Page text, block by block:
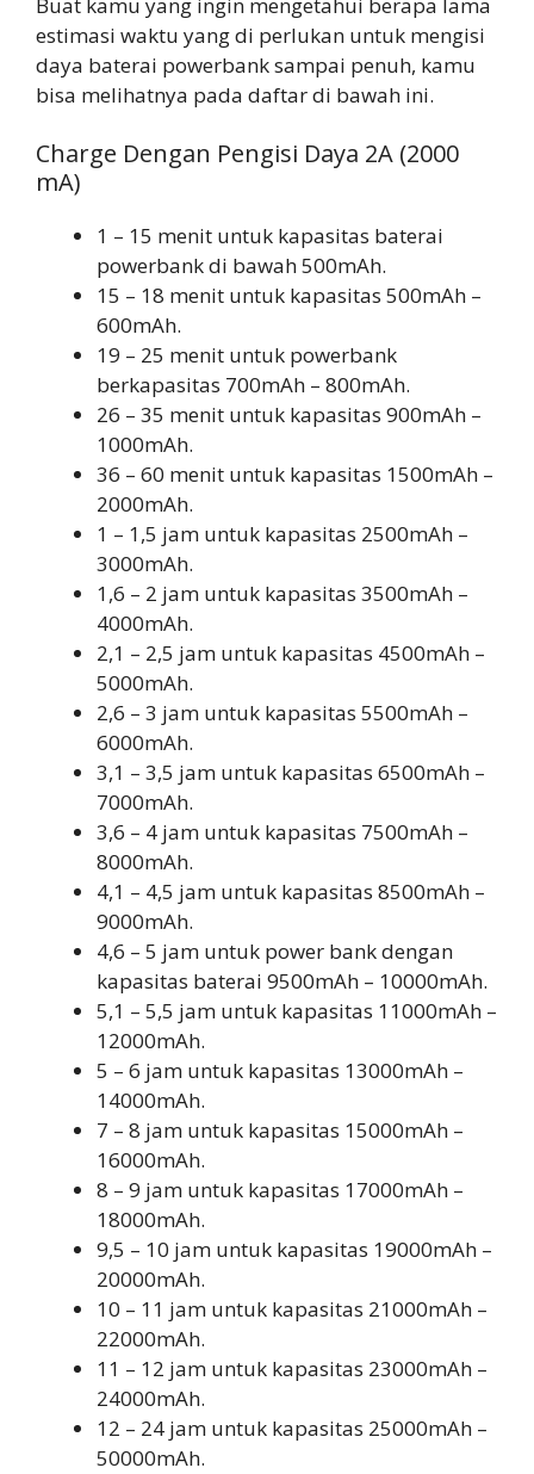
estimasi waktu yang di perlukan untuk mengisi
daya baterai powerbank sampai penuh, kamu
bisa melihatnya pada daftar di bawah ini.
Charge Dengan Pengisi Daya 2A (2000
mA)
1 – 15 menit untuk kapasitas baterai
powerbank di bawah 500mAh.
15 – 18 menit untuk kapasitas 500mAh –
600mAh.
19 – 25 menit untuk powerbank
berkapasitas 700mAh – 800mAh.
26 – 35 menit untuk kapasitas 900mAh –
1000mAh.
36 – 60 menit untuk kapasitas 1500mAh –
2000mAh.
1 – 1,5 jam untuk kapasitas 2500mAh –
3000mAh.
1,6 – 2 jam untuk kapasitas 3500mAh –
4000mAh.
2,1 – 2,5 jam untuk kapasitas 4500mAh –
5000mAh.
2,6 – 3 jam untuk kapasitas 5500mAh –
6000mAh.
3,1 – 3,5 jam untuk kapasitas 6500mAh –
7000mAh.
3,6 – 4 jam untuk kapasitas 7500mAh –
8000mAh.
4,1 – 4,5 jam untuk kapasitas 8500mAh –
9000mAh.
4,6 – 5 jam untuk power bank dengan
kapasitas baterai 9500mAh – 10000mAh.
5,1 – 5,5 jam untuk kapasitas 11000mAh –
12000mAh.
5 – 6 jam untuk kapasitas 13000mAh –
14000mAh.
7 – 8 jam untuk kapasitas 15000mAh –
16000mAh.
8 – 9 jam untuk kapasitas 17000mAh –
18000mAh.
9,5 – 10 jam untuk kapasitas 19000mAh –
20000mAh.
10 – 11 jam untuk kapasitas 21000mAh –
22000mAh.
11 – 12 jam untuk kapasitas 23000mAh –
24000mAh.
12 – 24 jam untuk kapasitas 25000mAh –
50000mAh.